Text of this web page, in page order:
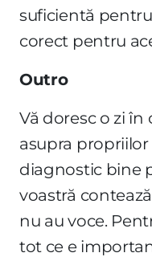
suficientă
corect pentru
Outro
Vă doresc o zi
asupra
diagnostic bine
voastră
nu au voce.
tot ce e